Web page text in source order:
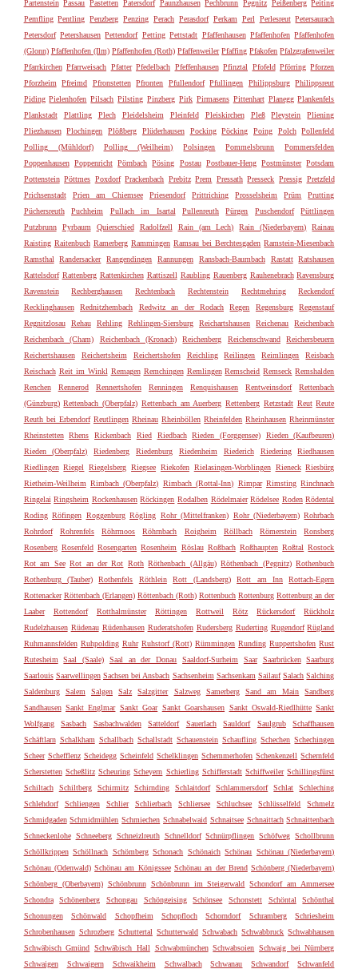
Partenstein Passau Pastetten Patersdorf Paunzhausen Pechbrunn Pegnitz Peißenberg Peiting
Pemfling Pentling Penzberg Penzing Perach Perasdorf Perkam Perl Perlesreut Petersaurach
Petersdorf Petershausen Pettendorf Petting Pettstadt Pfaffenhausen Pfaffenhofen Pfaffenhofen
(Glonn) Pfaffenhofen (Ilm) Pfaffenhofen (Roth) Pfaffenweiler Pfaffing Pfakofen Pfalzgrafenweiler
Pfarrkirchen Pfarrweisach Pfatter Pfedelbach Pfeffenhausen Pfinztal Pfofeld Pförring Pforzen
Pforzheim
Pfreimd Pfronstetten Pfronten Pfullendorf Pfullingen Philippsburg Philippsreut
Piding Pielenhofen Pilsach Pilsting Pinzberg Pirk Pirmasens Pittenhart Planegg Plankenfels
Plankstadt
Plattling Plech Pleidelsheim Pleinfeld Pleiskirchen Pleß Pleystein
Pliening
Pliezhausen
Plochingen Plößberg Plüderhausen Pocking Pöcking Poing Polch
Pollenfeld
Polling (Mühldorf)
Polling (Weilheim) Polsingen Pommelsbrunn
Pommersfelden
Poppenhausen Poppenricht Pörnbach Pösing Postau Postbauer-Heng Postmünster Potsdam
Pottenstein Pöttmes Poxdorf Prackenbach Prebitz Prem Pressath Presseck Pressig Pretzfeld
Prichsenstadt
Prien am Chiemsee Priesendorf Prittriching Prosselsheim Prüm
Prutting
Püchersreuth
Puchheim Pullach im Isartal Pullenreuth Pürgen Puschendorf
Püttlingen
Putzbrunn
Pyrbaum Quierschied Radolfzell Rain (am Lech) Rain (Niederbayern)
Rainau
Raisting Raitenbuch Ramerberg Rammingen Ramsau bei Berchtesgaden Ramstein-Miesenbach
Ramsthal
Randersacker Rangendingen Rannungen Ransbach-Baumbach Rastatt
Ratshausen
Rattelsdorf Rattenberg Rattenkirchen Rattiszell Raubling Rauenberg Rauhenebrach Ravensburg
Ravenstein
Rechberghausen Rechtenbach Rechtenstein Rechtmehring
Reckendorf
Recklinghausen
Rednitzhembach Redwitz an der Rodach Regen Regensburg
Regenstauf
Regnitzlosau
Rehau Rehling Rehlingen-Siersburg Reichartshausen Reichenau
Reichenbach
Reichenbach (Cham)
Reichenbach (Kronach) Reichenberg Reichenschwand
Reichersbeuern
Reichertshausen
Reichertsheim Reichertshofen Reichling Reilingen Reimlingen
Reisbach
Reischach Reit im Winkl Remagen Remchingen Remlingen Remscheid Remseck Remshalden
Renchen
Rennerod Rennertshofen Renningen Renquishausen Rentweinsdorf
Rettenbach
(Günzburg) Rettenbach (Oberpfalz) Rettenbach am Auerberg Rettenberg Retzstadt Reut Reute
Reuth bei Erbendorf Reutlingen Rheinau Rheinböllen Rheinfelden Rheinhausen Rheinmünster
Rheinstetten
Rhens Rickenbach Ried Riedbach Rieden (Forggensee)
Rieden (Kaufbeuren)
Rieden (Oberpfalz)
Riedenberg Riedenburg Riedenheim Riederich Riedering
Riedhausen
Riedlingen Riegel Riegelsberg Riegsee Riekofen Rielasingen-Worblingen Rieneck Riesbürg
Rietheim-Weilheim Rimbach (Oberpfalz) Rimbach (Rottal-Inn) Rimpar Rimsting Rinchnach
Ringelai Ringsheim Rockenhausen Röckingen Rodalben Rödelmaier Rödelsee Roden Rödental
Roding Röfingen Roggenburg Rögling Rohr (Mittelfranken) Rohr (Niederbayern) Rohrbach
Rohrdorf
Rohrenfels Röhrmoos Röhrnbach Roigheim Röllbach Römerstein
Ronsberg
Rosenberg Rosenfeld Rosengarten Rosenheim Röslau Roßbach Roßhaupten Roßtal Rostock
Rot am See Rot an der Rot Roth Röthenbach (Allgäu) Röthenbach (Pegnitz) Rothenbuch
Rothenburg (Tauber)
Rothenfels Röthlein Rott (Landsberg) Rott am Inn
Rottach-Egern
Rottenacker Röttenbach (Erlangen) Röttenbach (Roth) Rottenbuch Rottenburg Rottenburg an der
Laaber
Rottendorf Rotthalmünster Röttingen Rottweil Rötz Rückersdorf
Rückholz
Rudelzhausen Rüdenau Rüdenhausen Ruderatshofen Rudersberg Ruderting Rugendorf Rügland
Ruhmannsfelden Ruhpolding Ruhr Ruhstorf (Rott) Rümmingen Runding Ruppertshofen Rust
Rutesheim
Saal (Saale) Saal an der Donau Saaldorf-Surheim Saar Saarbrücken
Saarburg
Saarlouis Saarwellingen Sachsen bei Ansbach Sachsenheim Sachsenkam Sailauf Salach Salching
Saldenburg
Salem Salgen Salz Salzgitter Salzweg Samerberg Sand am Main
Sandberg
Sandhausen Sankt Englmar Sankt Goar Sankt Goarshausen Sankt Oswald-Riedlhütte Sankt
Wolfgang
Sasbach Sasbachwalden Satteldorf Sauerlach Sauldorf Saulgrub
Schaffhausen
Schäftlarn Schalkham Schallbach Schallstadt Schauenstein Schaufling Schechen Schechingen
Scheer Schefflenz Scheidegg Scheinfeld Schelklingen Schemmerhofen Schenkenzell Schernfeld
Scherstetten Scheßlitz Scheuring Scheyern Schierling Schifferstadt Schiffweiler Schillingsfürst
Schiltach
Schiltberg Schirmitz Schirnding Schlaitdorf Schlammersdorf Schlat
Schleching
Schlehdorf
Schliengen Schlier Schlierbach Schliersee Schluchsee Schlüsselfeld
Schmelz
Schmidgaden Schmidmühlen Schmiechen Schnabelwaid Schnaitsee Schnaittach Schnaittenbach
Schneckenlohe Schneeberg Schneizlreuth Schnelldorf Schnürpflingen Schöfweg Schollbrunn
Schöllkrippen Schöllnach Schömberg Schonach Schönaich Schönau Schönau (Niederbayern)
Schönau (Odenwald) Schönau am Königssee Schönau an der Brend Schönberg (Niederbayern)
Schönberg (Oberbayern) Schönbrunn Schönbrunn im Steigerwald Schondorf am Ammersee
Schondra
Schönenberg Schongau Schöngeising Schönsee Schonstett Schöntal
Schönthal
Schonungen
Schönwald Schopfheim Schopfloch Schorndorf Schramberg
Schriesheim
Schrobenhausen Schrozberg Schuttertal Schutterwald Schwabach Schwabbruck Schwabhausen
Schwäbisch Gmünd Schwäbisch Hall Schwabmünchen Schwabsoien Schwaig bei Nürnberg
Schwaigen
Schwaigern Schwaikheim Schwalbach Schwanau Schwandorf Schwanfeld